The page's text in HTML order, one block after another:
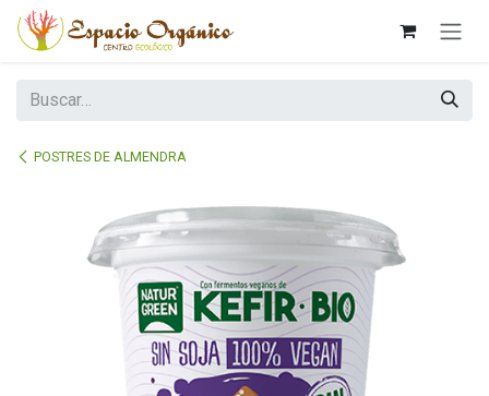
Ir al contenido
POSTRES DE ALMENDRA